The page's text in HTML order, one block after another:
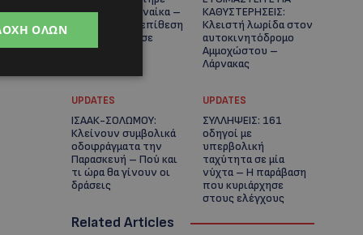
στο κυνήγι γυναίκα –
Η απρόσμενη επίθεση
καταγράφηκε σε
βίντεο
ΚΑΘΥΣΤΕΡΗΣΕΙΣ:
Κλειστή λωρίδα στον
αυτοκινητόδρομο
Αμμοχώστου –
Λάρνακας
UPDATES
ΙΣΑΑΚ-ΣΟΛΩΜΟΥ:
Κλείνουν συμβολικά
οδοφράγματα την
Παρασκευή – Πού και
τι ώρα θα γίνουν οι
δράσεις
UPDATES
ΣΥΛΛΗΨΕΙΣ: 161
οδηγοί με
υπερβολική
ταχύτητα σε μία
νύχτα – Η παράβαση
που κυριάρχησε
στους ελέγχους
Related Articles
ΌΛΩΝ